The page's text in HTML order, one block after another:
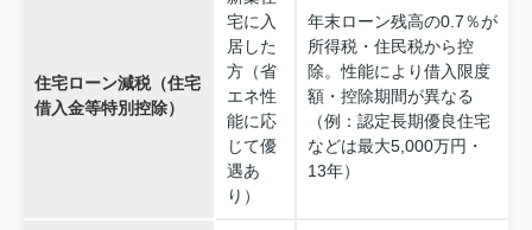
住宅ローン減税（住宅
借入金等特別控除）
宅に入
居した
方（省
エネ性
能に応
じて優
遇あ
り）
年末ローン残高の0.7％が
所得税・住民税から控
除。性能により借入限度
額・控除期間が異なる
（例：認定長期優良住宅
などは最大5,000万円・
13年）